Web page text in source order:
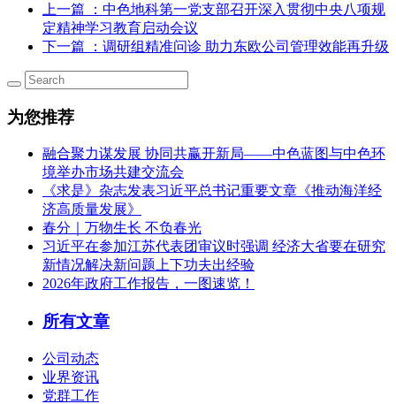
上一篇
：中色地科第一党支部召开深入贯彻中央八项规
定精神学习教育启动会议
下一篇
：调研组精准问诊 助力东欧公司管理效能再升级
为您推荐
融合聚力谋发展 协同共赢开新局——中色蓝图与中色环
境举办市场共建交流会
《求是》杂志发表习近平总书记重要文章《推动海洋经
济高质量发展》
春分｜万物生长 不负春光
习近平在参加江苏代表团审议时强调 经济大省要在研究
新情况解决新问题上下功夫出经验
2026年政府工作报告，一图速览！
所有文章
公司动态
业界资讯
党群工作